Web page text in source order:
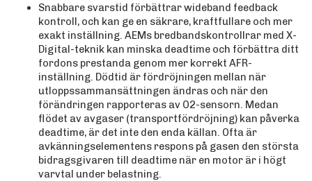
Snabbare svarstid förbättrar wideband feedback
kontroll, och kan ge en säkrare, kraftfullare och mer
exakt inställning. AEMs bredbandskontrollrar med X-
Digital-teknik kan minska deadtime och förbättra ditt
fordons prestanda genom mer korrekt AFR-
inställning. Dödtid är fördröjningen mellan när
utloppssammansättningen ändras och när den
förändringen rapporteras av O2-sensorn. Medan
flödet av avgaser (transportfördröjning) kan påverka
deadtime, är det inte den enda källan. Ofta är
avkänningselementens respons på gasen den största
bidragsgivaren till deadtime när en motor är i högt
varvtal under belastning.